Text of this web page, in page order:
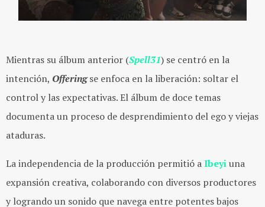
Mientras su álbum anterior (Spell31) se centró en la
intención, Offeringse enfoca en la liberación: soltar el
control y las expectativas. El álbum de doce temas
documenta un proceso de desprendimiento del ego y viejas
ataduras.
La independencia de la producción permitió aIbeyiuna
expansión creativa, colaborando con diversos productores
y logrando un sonido que navega entre potentes bajos